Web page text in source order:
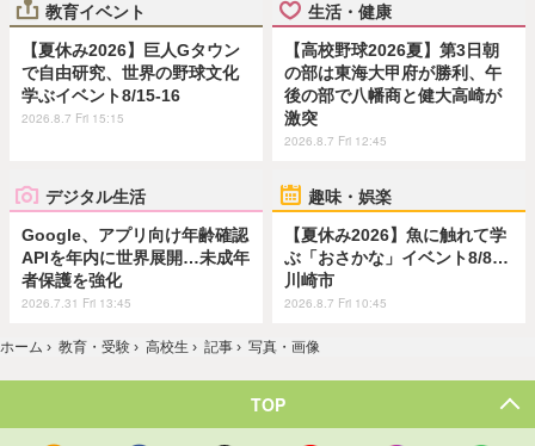
教育イベント
【夏休み2026】巨人Gタウン
で自由研究、世界の野球文化
学ぶイベント8/15-16
2026.8.7 Fri 15:15
生活・健康
【高校野球2026夏】第3日朝
の部は東海大甲府が勝利、午
後の部で八幡商と健大高崎が
激突
2026.8.7 Fri 12:45
デジタル生活
Google、アプリ向け年齢確認
APIを年内に世界展開…未成年
者保護を強化
2026.7.31 Fri 13:45
趣味・娯楽
【夏休み2026】魚に触れて学
ぶ「おさかな」イベント8/8…
川崎市
2026.8.7 Fri 10:45
ホーム › 教育・受験 › 高校生 › 記事 › 写真・画像
TOP